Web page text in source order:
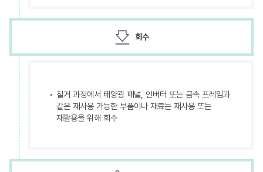
회수
철거 과정에서 태양광 패널, 인버터 또는 금속 프레임과
같은 재사용 가능한 부품이나 재료는 재사용 또는
재활용을 위해 회수